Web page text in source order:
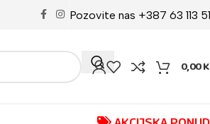
Pozovite nas +387 63 113
0,00